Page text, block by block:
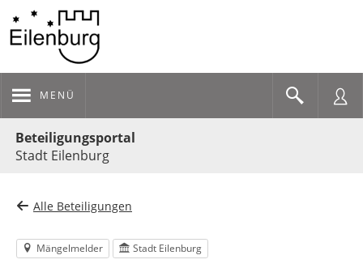
MENÜ
Beteiligungsportal
Stadt Eilenburg
Alle Beteiligungen
Mängelmelder Stadt Eilenburg